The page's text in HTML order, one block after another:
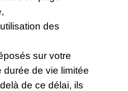
des
sur votre
durée de vie limitée
de ce délai, ils